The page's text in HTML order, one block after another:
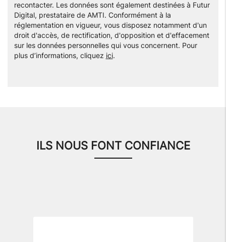
recontacter. Les données sont également destinées à Futur
Digital, prestataire de AMTI. Conformément à la
réglementation en vigueur, vous disposez notamment d'un
droit d'accès, de rectification, d'opposition et d'effacement
sur les données personnelles qui vous concernent. Pour
plus d’informations, cliquez ici.
ILS NOUS FONT CONFIANCE